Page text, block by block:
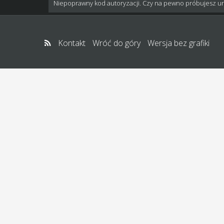
Niepoprawny kod autoryzacji. Czy na pewno próbujesz
Kontakt Wróć do góry Wersja bez grafiki